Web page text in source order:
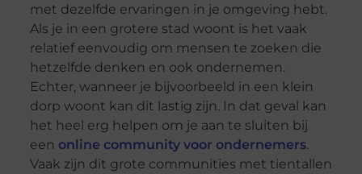
met dezelfde ervaringen in je omgeving hebt.
Als je in een grotere stad woont is het vaak
relatief eenvoudig om mensen te zoeken die
hetzelfde denken en ook ondernemen.
Echter, wanneer je bijvoorbeeld in een klein
dorp woont kan dit lastig zijn. In dat geval kan
het heel erg helpen om je aan te sluiten bij
een online community voor ondernemers.
Vaak zijn dit grote communities met tientallen